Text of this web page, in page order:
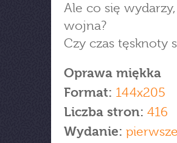
Ale co się
wojna?
Czy czas tęsknoty
Oprawa miękka
Format: 144x205
Liczba stron: 416
Wydanie: pierwsze